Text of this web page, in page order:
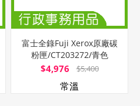
富士全錄Fuji Xerox原廠碳
粉匣/CT203272/青色
$4,976 $5,400
常溫